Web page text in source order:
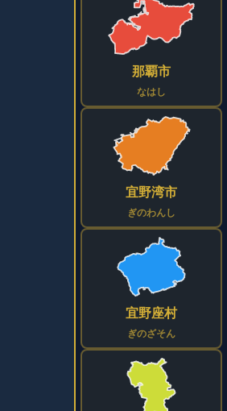
那覇市
なはし
宜野湾市
ぎのわんし
宜野座村
ぎのざそん